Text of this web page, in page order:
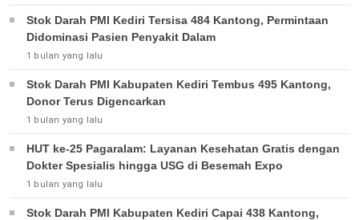
Stok Darah PMI Kediri Tersisa 484 Kantong, Permintaan
Didominasi Pasien Penyakit Dalam
1 bulan yang lalu
Stok Darah PMI Kabupaten Kediri Tembus 495 Kantong,
Donor Terus Digencarkan
1 bulan yang lalu
HUT ke-25 Pagaralam: Layanan Kesehatan Gratis dengan
Dokter Spesialis hingga USG di Besemah Expo
1 bulan yang lalu
Stok Darah PMI Kabupaten Kediri Capai 438 Kantong,